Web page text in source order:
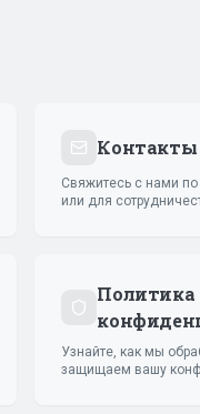
Контакты
Свяжитесь с нами
или для
Политика
Узнайте, как мы
защищаем вашу